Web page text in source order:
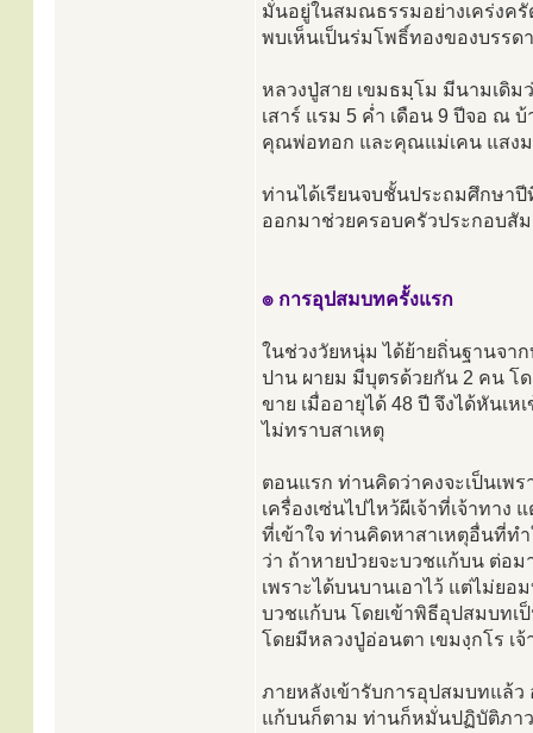
มั่นอยู่ในสมณธรรมอย่างเคร่งครั
พบเห็นเป็นร่มโพธิ์ทองของบรร
หลวงปู่สาย เขมธมฺโม มีนามเดิม
เสาร์ แรม 5 ค่ำ เดือน 9 ปีจอ ณ
คุณพ่อทอก และคุณแม่เคน แสง
ท่านได้เรียนจบชั้นประถมศึกษาปี
ออกมาช่วยครอบครัวประกอบสั
๏ การอุปสมบทครั้งแรก
ในช่วงวัยหนุ่ม ได้ย้ายถิ่นฐานจา
ปาน ผายม มีบุตรด้วยกัน 2 คน โ
ขาย เมื่ออายุได้ 48 ปี จึงได้หันเ
ไม่ทราบสาเหตุ
ตอนแรก ท่านคิดว่าคงจะเป็นเพ
เครื่องเซ่นไปไหว้ผีเจ้าที่เจ้าทา
ที่เข้าใจ ท่านคิดหาสาเหตุอื่นที่ท
ว่า ถ้าหายป่วยจะบวชแก้บน ต่อม
เพราะได้บนบานเอาไว้ แต่ไม่ย
บวชแก้บน โดยเข้าพิธีอุปสมบทเ
โดยมีหลวงปู่อ่อนตา เขมงฺกโร
ภายหลังเข้ารับการอุปสมบทแล้ว
แก้บนก็ตาม ท่านก็หมั่นปฏิบัติภา